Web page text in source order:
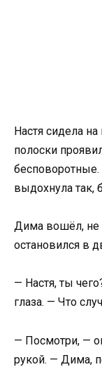
Настя сидела
полоски
бесповоротные.
выдохнула так,
Дима вошёл, не
остановился в
— Настя, ты
глаза. — Что
— Посмотри, —
рукой. — Дима,